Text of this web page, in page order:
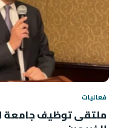
فعاليات
ملتقى توظيف جامعة